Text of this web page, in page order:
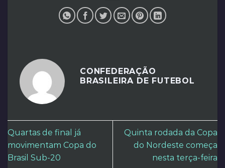
CONFEDERAÇÃO
BRASILEIRA DE FUTEBOL
Quartas de final já
movimentam Copa do
Brasil Sub-20
Quinta rodada da Copa
do Nordeste começa
nesta terça-feira